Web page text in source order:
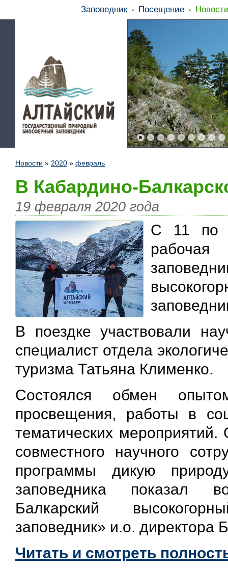
Заповедник Посещение
Новости » 2020 » февраль
В Кабардино-
19 февраля 2020 года
С 11 по
рабочая
В поездке участвовали
специалист отдела
туризма Татьяна Клименко.
Состоялся обмен
просвещения, работы в
тематических
совместного научного
программы дикую
заповедника показал
Балкарский
заповедник» и.о. директора
Читать и смотреть